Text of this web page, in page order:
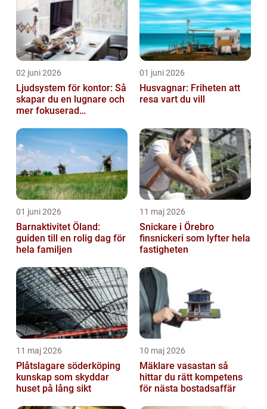
02 juni 2026
Ljudsystem för kontor: Så
skapar du en lugnare och
mer fokuserad
01 juni 2026
Husvagnar: Friheten att
resa vart du vill
01 juni 2026
Barnaktivitet Öland:
guiden till en rolig dag för
hela familjen
11 maj 2026
Snickare i Örebro
finsnickeri som lyfter hela
fastigheten
11 maj 2026
Plåtslagare söderköping
kunskap som skyddar
huset på lång sikt
10 maj 2026
Mäklare vasastan så
hittar du rätt kompetens
för nästa bostadsaffär